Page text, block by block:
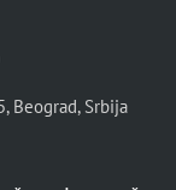
Beograd, Srbija